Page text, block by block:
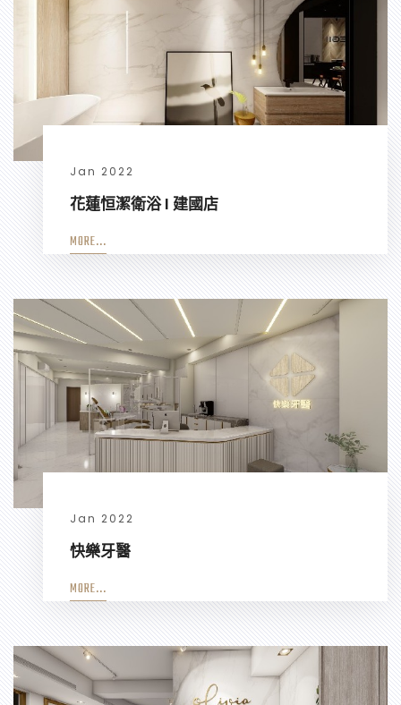
Jan 2022
花蓮恒潔衛浴 I 建國店
MORE...
Jan 2022
快樂牙醫
MORE...